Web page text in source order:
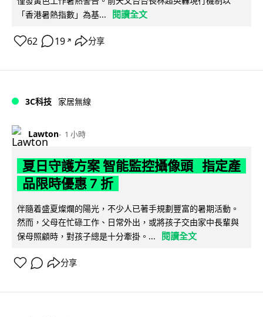
「香港暑熱指數」為基...
閱讀全文
62 19 ↗ 分享
3C科技 家居無線
Lawton 1 小時
夏日守護方案 智能監控攝像頭 指定產
品限時優惠 7 折
伴隨着盛夏燦爛的陽光，不少人已著手規劃豐富的暑期活動。
然而，父母在忙碌工作、日常外出，或將孩子交由家中長輩與
保母照顧時，對孩子總是十分牽掛。...
閱讀全文
分享